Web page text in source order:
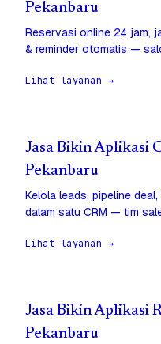
Pekanbaru
Reservasi online 24 jam,
& reminder otomatis —
Lihat layanan →
Jasa Bikin Aplikasi
Pekanbaru
Kelola leads, pipeline
dalam satu CRM — tim
Lihat layanan →
Jasa Bikin Aplikasi
Pekanbaru